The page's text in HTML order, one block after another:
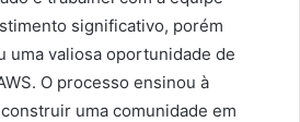
significativo, porém
uma valiosa oportunidade de
O processo ensinou à
uma comunidade em